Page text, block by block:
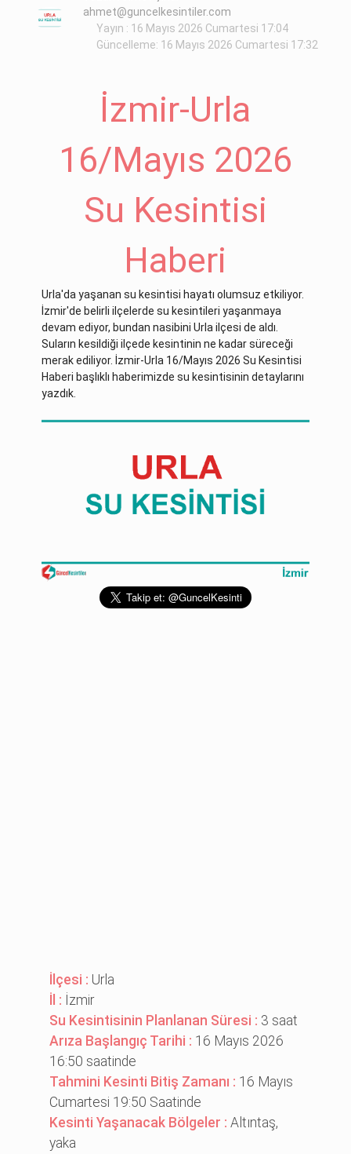
ahmet@guncelkesintiler.com
Yayın : 16 Mayıs 2026 Cumartesi 17:04
Güncelleme: 16 Mayıs 2026 Cumartesi 17:32
İzmir-Urla
16/Mayıs 2026
Su Kesintisi
Haberi
Urla'da yaşanan su kesintisi hayatı olumsuz etkiliyor.
İzmir'de belirli ilçelerde su kesintileri yaşanmaya
devam ediyor, bundan nasibini Urla ilçesi de aldı.
Suların kesildiği ilçede kesintinin ne kadar süreceği
merak ediliyor. İzmir-Urla 16/Mayıs 2026 Su Kesintisi
Haberi başlıklı haberimizde su kesintisinin detaylarını
yazdık.
İlçesi : Urla
İl : İzmir
Su Kesintisinin Planlanan Süresi : 3 saat
Arıza Başlangıç Tarihi : 16 Mayıs 2026
16:50 saatinde
Tahmini Kesinti Bitiş Zamanı : 16 Mayıs
Cumartesi 19:50 Saatinde
Kesinti Yaşanacak Bölgeler :Altıntaş,
yaka